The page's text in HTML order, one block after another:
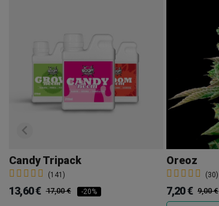
Candy Tripack
(141)
13,60 € 17,00 € -20%
Oreoz
(30)
7,20 € 9,00 €